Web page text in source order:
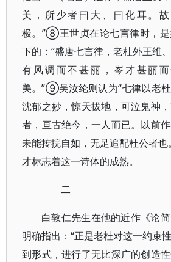
美，所少者曰大、曰化耳。
极。”⑧王世贞在论七言律时，是
下的：“盛唐七言律，老杜外王维
有风调而不甚丽，岑才甚丽
美。”⑨吴汝纶则认为“七律以老
沈郁之妙，惊天拔地，可泣鬼神
者，亘古绝今，一人而已。以前
未能抟捖自如，无足追配杜公者也
才标志着这一诗体的成熟。
二
白敦仁先生在他的近作《论
明确指出：“正是老杜对这一约束
到形式，进行了无比深广的创造